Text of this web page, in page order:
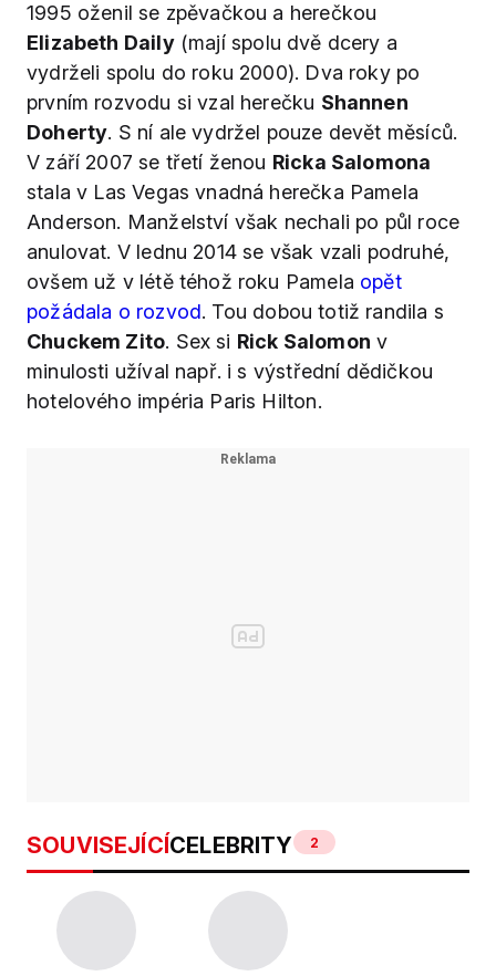
1995 oženil se zpěvačkou a herečkou
Elizabeth Daily(mají spolu dvě dcery a
vydrželi spolu do roku 2000). Dva roky po
prvním rozvodu si vzal herečku Shannen
Doherty. S ní ale vydržel pouze devět měsíců.
V září 2007 se třetí ženou Ricka Salomona
stala v Las Vegas vnadná herečka Pamela
Anderson. Manželství však nechali po půl roce
anulovat. V lednu 2014 se však vzali podruhé,
ovšem už v létě téhož roku Pamela opět
požádala o rozvod. Tou dobou totiž randila s
Chuckem Zito. Sex si Rick Salomon v
minulosti užíval např. i s výstřední dědičkou
hotelového impéria Paris Hilton.
SOUVISEJÍCÍCELEBRITY 2